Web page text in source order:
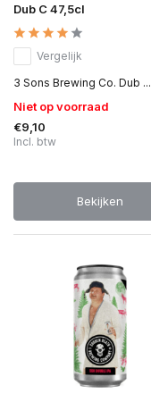
Dub C 47,5cl
Vergelijk
3 Sons Brewing Co. Dub ...
Niet op voorraad
€9,10
Incl. btw
Bekijken